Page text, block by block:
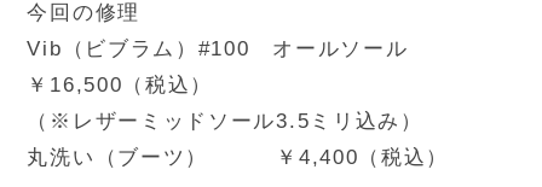
今回の修理
Vib（ビブラム）#100 オールソール
￥16,500（税込）
（※レザーミッドソール3.5ミリ込み）
丸洗い（ブーツ） ￥4,400（税込）